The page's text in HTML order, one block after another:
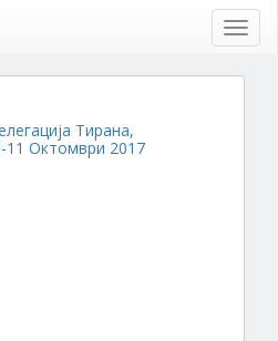
Тирана,
11 Октомври 2017